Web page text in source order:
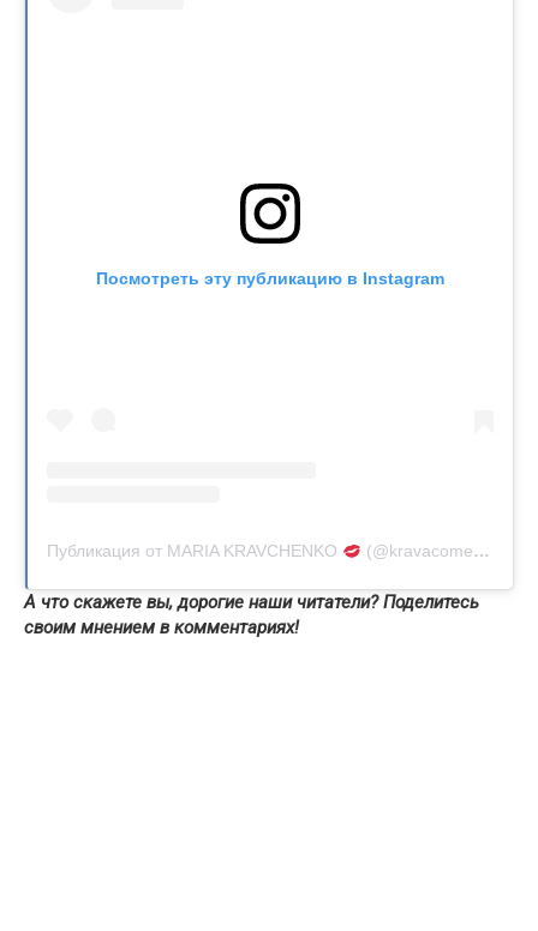
Посмотреть эту публикацию в Instagram
Публикация от MARIA KRAVCHENKO (@kravacomedy)
А что скажете вы, дорогие наши читатели? Поделитесь
своим мнением в комментариях!